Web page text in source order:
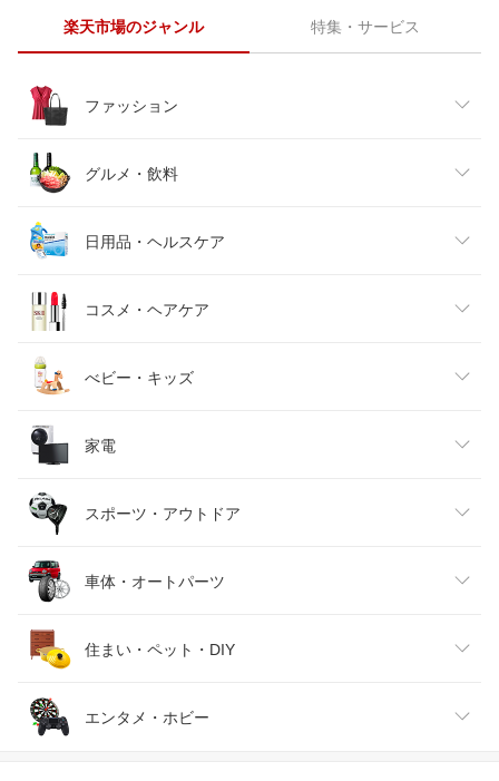
楽天市場のジャンル 特集・サービス
ファッション
レディースファッション
メンズファッション
キッズファッション
ベビーファッション
インナー・下着・ナイトウェア
バッグ・小物・ブランド雑貨
靴
腕時計
ジュエリー・アクセサリー
グルメ・飲料
食品
スイーツ・お菓子
水・ソフトドリンク
ビール・洋酒
ワイン
日本酒・焼酎
日用品・ヘルスケア
日用品雑貨・文房具・手芸
ダイエット・健康
医薬品・コンタクト・介護
コスメ・ヘアケア
美容・コスメ・香水
べビー・キッズ
キッズ・ベビー・マタニティ
おもちゃ
家電
家電
TV・オーディオ・カメラ
スマートフォン・タブレット
パソコン・周辺機器
スポーツ・アウトドア
スポーツ・アウトドア
ゴルフ
車体・オートパーツ
車用品・バイク用品
車・バイク
住まい・ペット・DIY
インテリア・寝具・収納
エンタメ・ホビー